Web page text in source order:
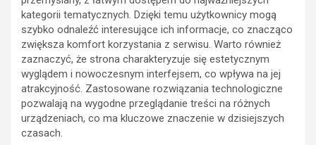
kategorii tematycznych. Dzięki temu użytkownicy mogą
szybko odnaleźć interesujące ich informacje, co znacząco
zwiększa komfort korzystania z serwisu. Warto również
zaznaczyć, że strona charakteryzuje się estetycznym
wyglądem i nowoczesnym interfejsem, co wpływa na jej
atrakcyjność. Zastosowane rozwiązania technologiczne
pozwalają na wygodne przeglądanie treści na różnych
urządzeniach, co ma kluczowe znaczenie w dzisiejszych
czasach.